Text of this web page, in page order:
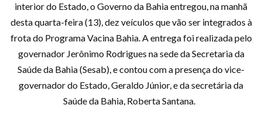
interior do Estado, o Governo da Bahia entregou, na manhã
desta quarta-feira (13), dez veículos que vão ser integrados à
frota do Programa Vacina Bahia. A entrega foi realizada pelo
governador Jerônimo Rodrigues na sede da Secretaria da
Saúde da Bahia (Sesab), e contou com a presença do vice-
governador do Estado, Geraldo Júnior, e da secretária da
Saúde da Bahia, Roberta Santana.